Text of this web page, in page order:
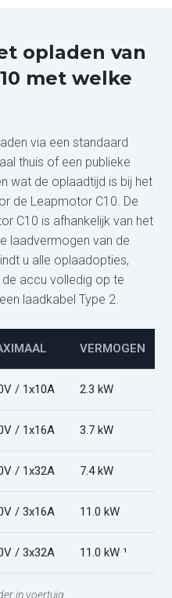
opladen van
met welke
via een standaard
thuis of een publieke
wat de oplaadtijd is bij het
de Leapmotor C10. De
C10 is afhankelijk van het
laadvermogen van de
u alle oplaadopties,
accu volledig op te
laadkabel Type 2.
VERMOGEN
/ 1x10A 2.3 kW
/ 1x16A 3.7 kW
/ 1x32A 7.4 kW
/ 3x16A 11.0 kW
/ 3x32A 11.0 kW ¹
in voertuig.